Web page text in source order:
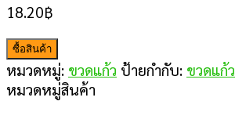
18.20฿
ซื้อสินค้า
หมวดหมู่: ขวดแก้ว ป้ายกำกับ: ขวดแก้ว
หมวดหมู่สินค้า